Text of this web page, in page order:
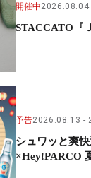
開催中2026.08.04
STACCATO『
予告2026.08.13
シュワッと爽
×Hey!PARCO